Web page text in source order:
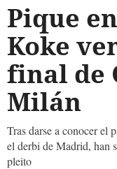
Pique
Koke
final de
Milán
Tras darse a conocer el
el derbi de Madrid, han
pleito